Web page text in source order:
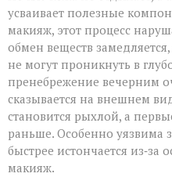
усваивает полезные
макияж, этот процесс
обмен веществ
не могут проникнуть в
пренебрежение вечерним
сказывается на внешнем
становится рыхлой, а
раньше. Особенно уязвима
быстрее истончается из‑за
макияж.